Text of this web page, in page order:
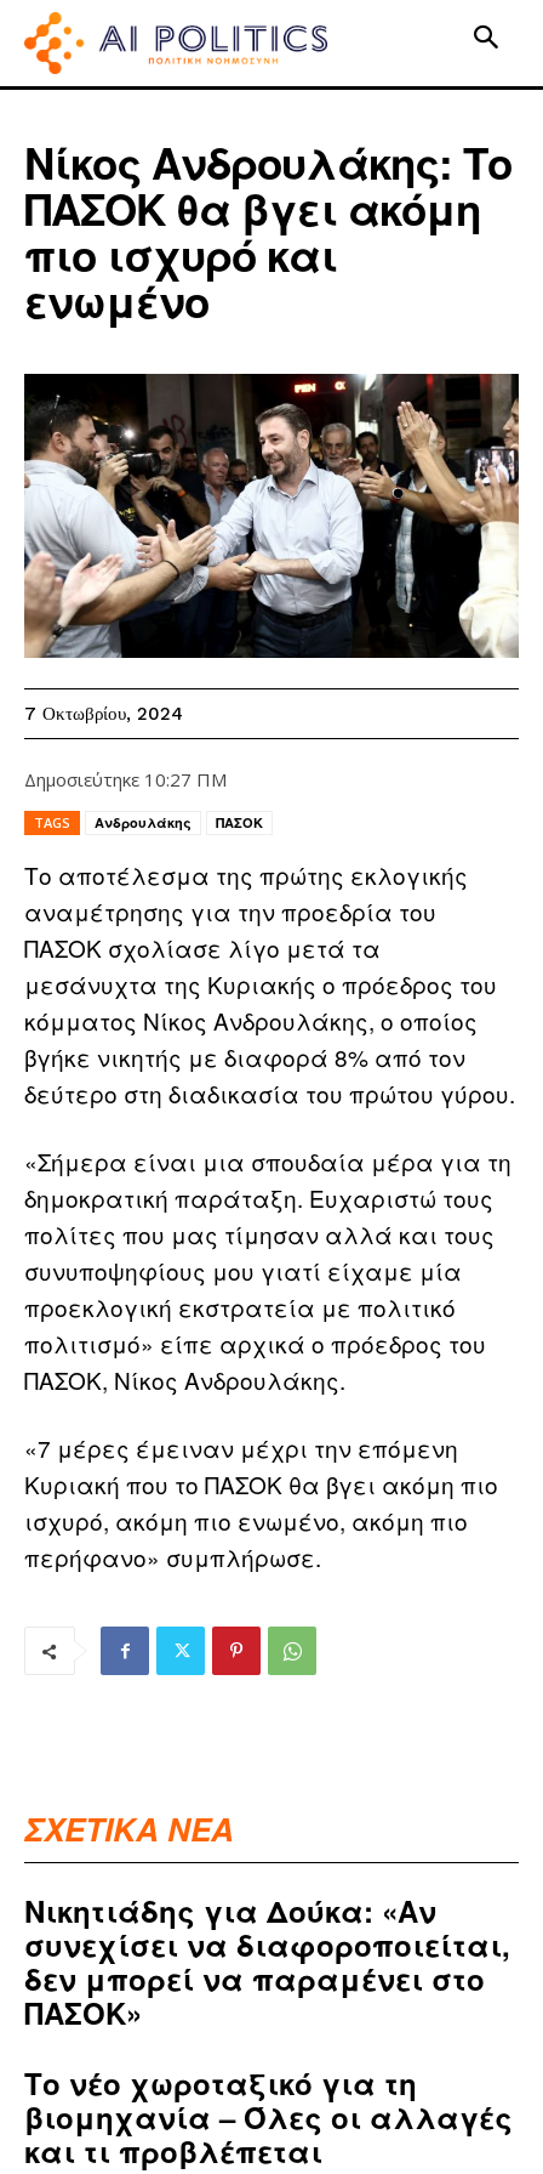
ΣΧΕΤΙΚΑ ΝΕΑ
Νικητιάδης για Δούκα: «Αν
συνεχίσει να διαφοροποιείται,
δεν μπορεί να παραμένει στο
ΠΑΣΟΚ»
Το νέο χωροταξικό για τη
βιομηχανία – Όλες οι αλλαγές
και τι προβλέπεται
Νίκος Ανδρουλάκης: Το
ΠΑΣΟΚ θα βγει ακόμη
πιο ισχυρό και
ενωμένο
7 Οκτωβρίου, 2024
Δημοσιεύτηκε 10:27 ΠΜ
TAGS Ανδρουλάκης ΠΑΣΟΚ
Το αποτέλεσμα της πρώτης εκλογικής
αναμέτρησης για την προεδρία του
ΠΑΣΟΚ σχολίασε λίγο μετά τα
μεσάνυχτα της Κυριακής ο πρόεδρος του
κόμματος Νίκος Ανδρουλάκης, ο οποίος
βγήκε νικητής με διαφορά 8% από τον
δεύτερο στη διαδικασία του πρώτου γύρου.
«Σήμερα είναι μια σπουδαία μέρα για τη
δημοκρατική παράταξη. Ευχαριστώ τους
πολίτες που μας τίμησαν αλλά και τους
συνυποψηφίους μου γιατί είχαμε μία
προεκλογική εκστρατεία με πολιτικό
πολιτισμό» είπε αρχικά ο πρόεδρος του
ΠΑΣΟΚ, Νίκος Ανδρουλάκης.
«7 μέρες έμειναν μέχρι την επόμενη
Κυριακή που το ΠΑΣΟΚ θα βγει ακόμη πιο
ισχυρό, ακόμη πιο ενωμένο, ακόμη πιο
περήφανο» συμπλήρωσε.